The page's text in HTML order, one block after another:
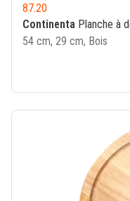
87.20
Continenta Planche à
54 cm, 29 cm, Bois